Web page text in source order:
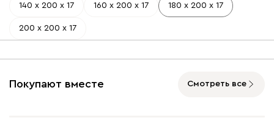
140 х 200 х 17 160 х 200 х 17 180 х 200 х 17
200 х 200 х 17
Покупают вместе Смотреть все